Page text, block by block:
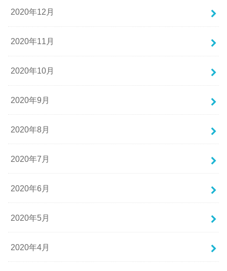
2020年12月
2020年11月
2020年10月
2020年9月
2020年8月
2020年7月
2020年6月
2020年5月
2020年4月